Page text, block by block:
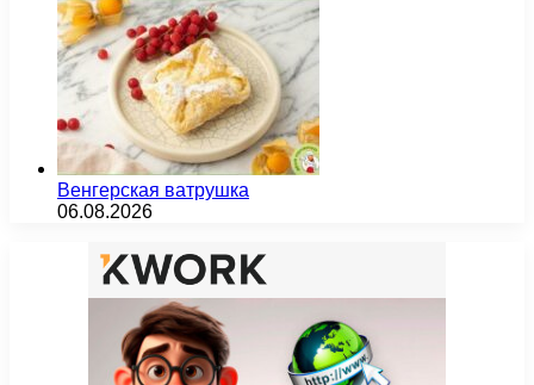
Венгерская ватрушка
06.08.2026